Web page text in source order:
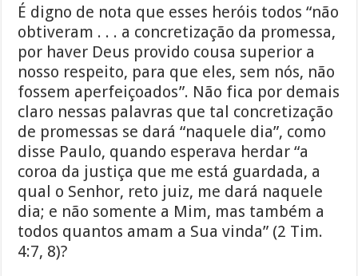
É digno de nota que esses heróis todos “não
obtiveram . . . a concretização da promessa,
por haver Deus provido cousa superior a
nosso respeito, para que eles, sem nós, não
fossem aperfeiçoados”. Não fica por demais
claro nessas palavras que tal concretização
de promessas se dará “naquele dia”, como
disse Paulo, quando esperava herdar “a
coroa da justiça que me está guardada, a
qual o Senhor, reto juiz, me dará naquele
dia; e não somente a Mim, mas também a
todos quantos amam a Sua vinda” (2 Tim.
4:7, 8)?